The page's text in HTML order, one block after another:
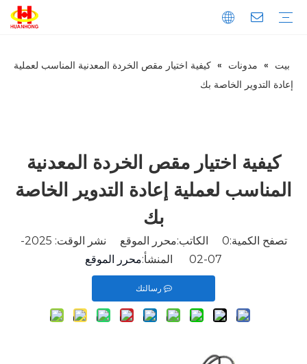
بيت » مدونات » كيفية اختيار مقص الخردة المعدنية المناسب لعملية
إعادة التدوير الخاصة بك
كيفية اختيار مقص الخردة المعدنية
المناسب لعملية إعادة التدوير الخاصة
بك
تصفح الكمية:0
الكاتب:محرر الموقع نشر الوقت: 2025-
07-02 المنشأ:
محرر الموقع
رسالتك